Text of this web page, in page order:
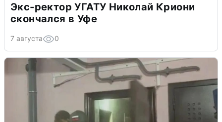
Экс-ректор УГАТУ Николай Криони
скончался в Уфе
7 августа 0